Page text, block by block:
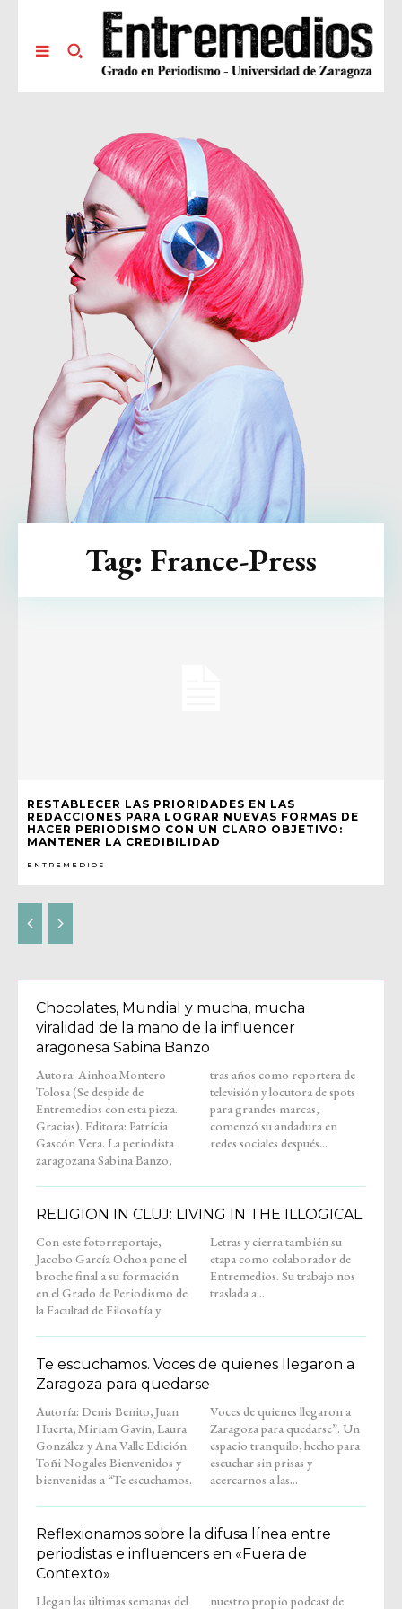
RESTABLECER LAS PRIORIDADES EN LAS
REDACCIONES PARA LOGRAR NUEVAS FORMAS DE
HACER PERIODISMO CON UN CLARO OBJETIVO:
MANTENER LA CREDIBILIDAD
ENTREMEDIOS
Tag: France-Press
Chocolates, Mundial y mucha, mucha
viralidad de la mano de la influencer
aragonesa Sabina Banzo
Autora: Ainhoa Montero
Tolosa (Se despide de
Entremedios con esta pieza.
Gracias). Editora: Patricia
Gascón Vera. La periodista
zaragozana Sabina Banzo,
tras años como reportera de
televisión y locutora de spots
para grandes marcas,
comenzó su andadura en
redes sociales después...
RELIGION IN CLUJ: LIVING IN THE ILLOGICAL
Con este fotorreportaje,
Jacobo García Ochoa pone el
broche final a su formación
en el Grado de Periodismo de
la Facultad de Filosofía y
Letras y cierra también su
etapa como colaborador de
Entremedios. Su trabajo nos
traslada a...
Te escuchamos. Voces de quienes llegaron a
Zaragoza para quedarse
Autoría: Denis Benito, Juan
Huerta, Miriam Gavín, Laura
González y Ana Valle Edición:
Toñi Nogales Bienvenidos y
bienvenidas a “Te escuchamos.
Voces de quienes llegaron a
Zaragoza para quedarse”. Un
espacio tranquilo, hecho para
escuchar sin prisas y
acercarnos a las...
Reflexionamos sobre la difusa línea entre
periodistas e influencers en «Fuera de
Contexto»
Llegan las últimas semanas del
nuestro propio podcast de